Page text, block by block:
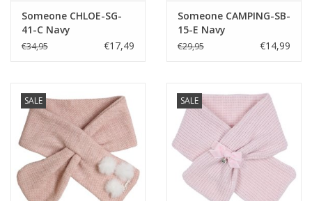
Someone CHLOE-SG-
41-C Navy
€34,95 €17,49
Someone CAMPING-SB-
15-E Navy
€29,95 €14,99
SALE SALE